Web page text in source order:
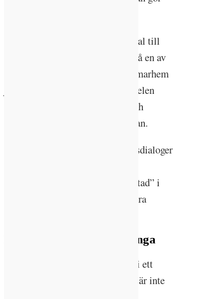
ROT-projekt och inköp av material till
underhåll och förvaltning är också en av
de tyngsta utsläppsposterna. Kalmarhem
jobbar aktivt med att minska andelen
inköpta vitvaror, med återbruk och
material med lägre klimatpåverkan.
–Vi jobbar också med leverantörsdialoger
entreprenörer för att prata ”verkstad” i
hållbarhetsfrågorna, säger Ida-Sara
Hållbarhet är nytt för många
Att jobba med hållbarhetsarbete i ett
mindre kommunalt bostadsbolag är inte